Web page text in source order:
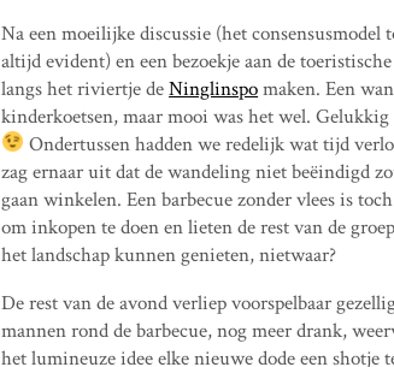
Na een moeilijke discussie (het
altijd evident) en een bezoekje aan de
langs het riviertje deNinglinspomaken. Een
kinderkoetsen, maar mooi was het wel.
Ondertussen hadden we redelijk wat tijd
zag ernaar uit dat de wandeling niet beëindigd
gaan winkelen. Een barbecue zonder vlees is
om inkopen te doen en lieten de rest van de
het landschap kunnen genieten, nietwaar?
De rest van de avond verliep voorspelbaar
mannen rond de barbecue, nog meer drank,
het lumineuze idee elke nieuwe dode een